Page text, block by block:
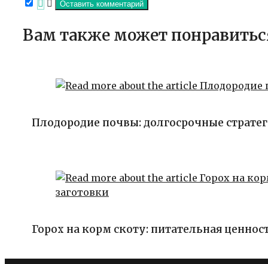
Вам также может
Плодородие почвы: долгосрочные
Горох на корм скоту: питательная